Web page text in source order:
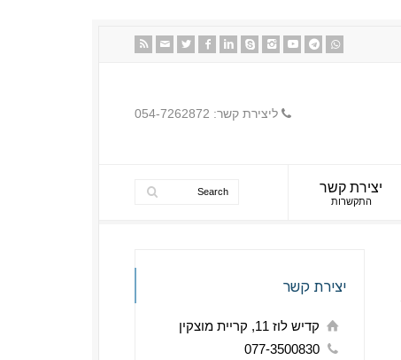
ליצירת קשר: 054-7262872
יצירת קשר
התקשרות
יצירת קשר
קדיש לוז 11, קריית מוצקין
077-3500830